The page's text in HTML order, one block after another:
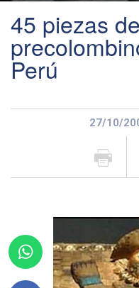
45 piezas
Perú
27/10/